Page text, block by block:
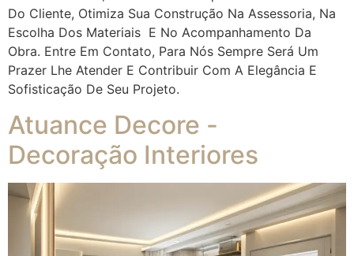
Do Cliente, Otimiza Sua Construção Na Assessoria, Na
Escolha Dos Materiais E No Acompanhamento Da
Obra. Entre Em Contato, Para Nós Sempre Será Um
Prazer Lhe Atender E Contribuir Com A Elegância E
Sofisticação De Seu Projeto.
Atuance Decore -
Decoração Interiores